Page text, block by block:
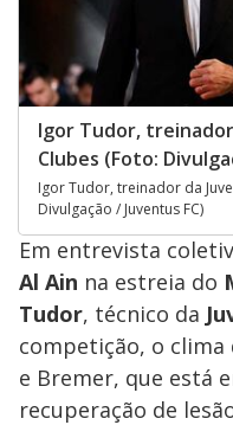
Igor Tudor,
Clubes (Foto:
Igor Tudor, treinador da
Divulgação / Juventus FC)
Em entrevista
Al Ain na estreia do
Tudor, técnico da
competição, o clima
e Bremer, que está
recuperação de